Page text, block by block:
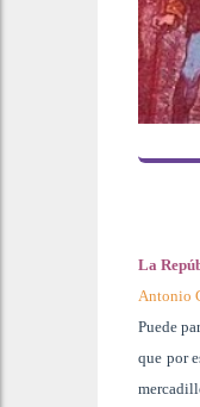
La
Antonio
Puede
que por